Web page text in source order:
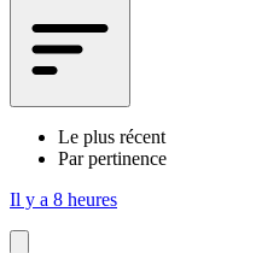
Le plus récent
Par pertinence
Il y a 8 heures